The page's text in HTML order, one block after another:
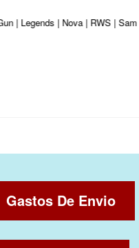
| Nova | RWS | Sam
Gastos De Envio